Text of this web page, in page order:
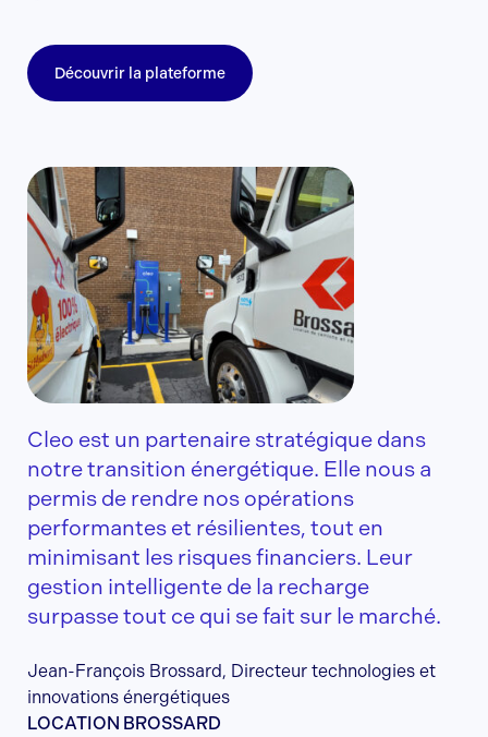
Découvrir la plateforme
Cleo est un partenaire stratégique dans
notre transition énergétique. Elle nous a
permis de rendre nos opérations
performantes et résilientes, tout en
minimisant les risques financiers. Leur
gestion intelligente de la recharge
surpasse tout ce qui se fait sur le marché.
Jean-François Brossard, Directeur technologies et
innovations énergétiques
LOCATION BROSSARD